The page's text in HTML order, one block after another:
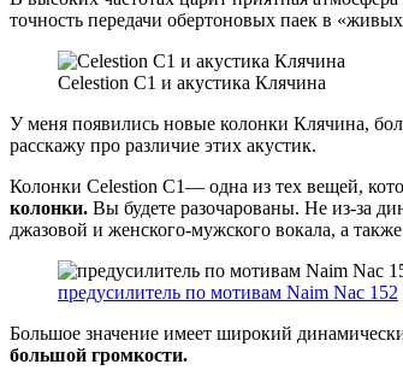
точность передачи обертоновых паек в
Celestion C1 и акустика Клячина
У меня появились новые колонки Клячина,
расскажу про различие этих акустик.
Колонки Celestion C1— одна из тех вещей,
колонки. Вы будете разочарованы. Не из-за
джазовой и женского-мужского вокала, а
предусилитель по мотивам Naim Nac 152
Большое значение имеет широкий
большой громкости.